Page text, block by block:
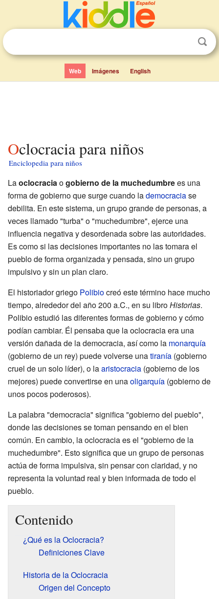
Web Imágenes English
Oclocracia para niños
Enciclopedia para niños
Laoclocraciaogobierno de la muchedumbrees una
forma de gobierno que surge cuando lademocraciase
debilita. En este sistema, un grupo grande de personas, a
veces llamado "turba" o "muchedumbre", ejerce una
influencia negativa y desordenada sobre las autoridades.
Es como si las decisiones importantes no las tomara el
pueblo de forma organizada y pensada, sino un grupo
impulsivo y sin un plan claro.
El historiador griego Polibiocreó este término hace mucho
tiempo, alrededor del año 200 a.C., en su libroHistorias.
Polibio estudió las diferentes formas de gobierno y cómo
podían cambiar. Él pensaba que la oclocracia era una
versión dañada de la democracia, así como la monarquía
(gobierno de un rey) puede volverse unatiranía (gobierno
cruel de un solo líder), o laaristocracia (gobierno de los
mejores) puede convertirse en unaoligarquía (gobierno de
unos pocos poderosos).
La palabra "democracia" significa "gobierno del pueblo",
donde las decisiones se toman pensando en el bien
común. En cambio, la oclocracia es el "gobierno de la
muchedumbre". Esto significa que un grupo de personas
actúa de forma impulsiva, sin pensar con claridad, y no
representa la voluntad real y bien informada de todo el
pueblo.
Contenido
¿Qué es la Oclocracia?
Definiciones Clave
Historia de la Oclocracia
Origen del Concepto